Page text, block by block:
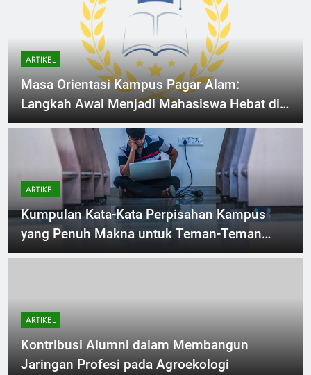
ARTIKEL
Masa Orientasi Kampus Pagar Alam:
Langkah Awal Menjadi Mahasiswa Hebat di
Lereng Dempo
ARTIKEL
Kumpulan Kata-Kata Perpisahan Kampus
yang Penuh Makna untuk Teman-Teman
Terbaik
ARTIKEL
Kontribusi Alumni dalam Membangun
Jaringan Profesi pada Agroekologi